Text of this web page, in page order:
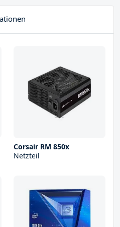
Corsair RM 850x
Netzteil